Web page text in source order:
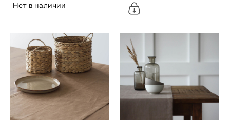
Нет в наличии